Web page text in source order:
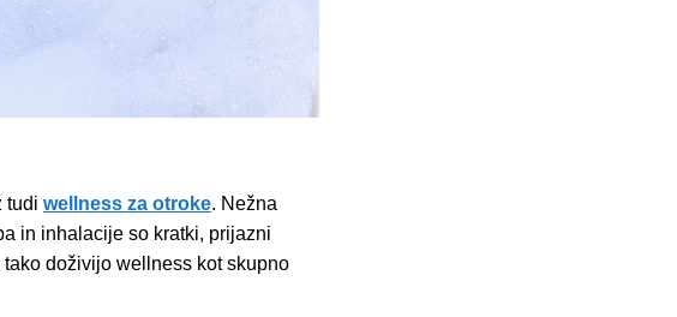
tudi wellness za otroke. Nežna
in inhalacije so kratki, prijazni
doživijo wellness kot skupno